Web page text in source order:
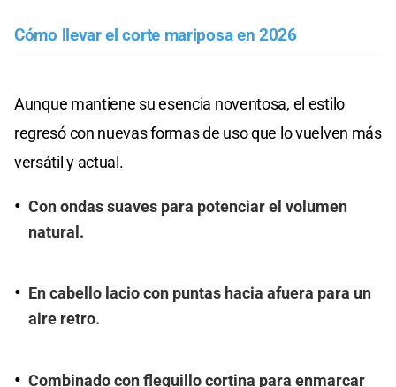
Cómo llevar el corte mariposa en 2026
Aunque mantiene su esencia noventosa, el estilo
regresó con nuevas formas de uso que lo vuelven más
versátil y actual.
Con ondas suaves para potenciar el volumen
natural.
En cabello lacio con puntas hacia afuera para un
aire retro.
Combinado con flequillo cortina para enmarcar